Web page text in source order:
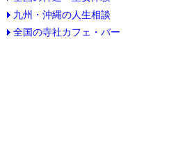
九州・沖縄の人生相談
全国の寺社カフェ・バー